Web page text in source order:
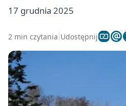
17 grudnia 2025
2 min czytania Udostępnij